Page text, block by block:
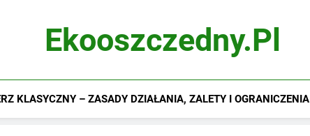
Ekooszczedny.pl
KLASYCZNY – ZASADY DZIAŁANIA, ZALETY I OGRANICZENIA